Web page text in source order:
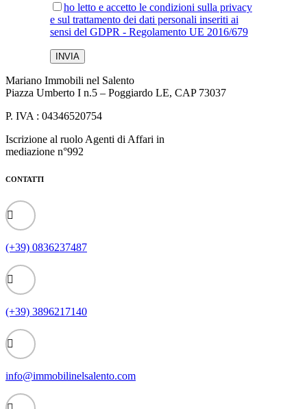
ho letto e accetto le condizioni sulla privacy
e sul trattamento dei dati personali inseriti ai
sensi del GDPR - Regolamento UE 2016/679
Mariano Immobili nel Salento
Piazza Umberto I n.5 – Poggiardo LE, CAP 73037
P. IVA : 04346520754
Iscrizione al ruolo Agenti di Affari in
mediazione n°992
CONTATTI
(+39) 0836237487
(+39) 3896217140
info@immobilinelsalento.com